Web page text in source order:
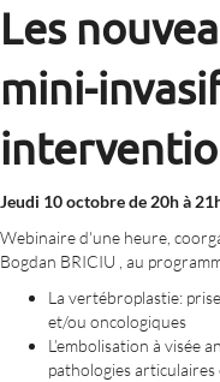
Les
mini-
Jeudi 10 octobre de 20h à
Webinaire d'une heure,
Bogdan BRICIU , au
La vertébroplastie:
et/ou oncologiques
L’embolisation à visée
pathologies